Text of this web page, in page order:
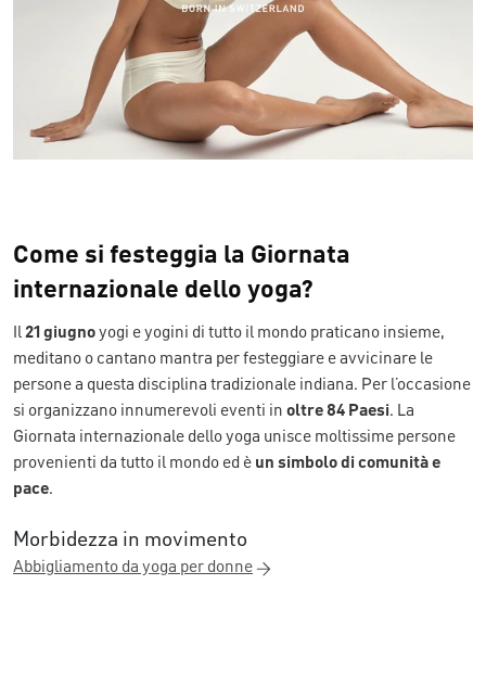
Come si festeggia la Giornata
internazionale dello yoga?
Il21 giugnoyogi e yogini di tutto il mondo praticano insieme,
meditano o cantano mantra per festeggiare e avvicinare le
persone a questa disciplina tradizionale indiana. Per l’occasione
si organizzano innumerevoli eventi in oltre 84 Paesi. La
Giornata internazionale dello yoga unisce moltissime persone
provenienti da tutto il mondo ed è un simbolo di comunità e
pace.
Morbidezza in movimento
Abbigliamento da yoga per donne